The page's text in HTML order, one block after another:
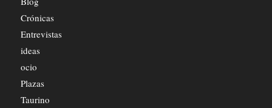
Crónicas
Entrevistas
ideas
ocio
Plazas
Taurino